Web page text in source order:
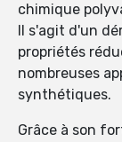
chimique
Il s'agit d'un
propriétés
nombreuses
synthétiques.
Grâce à son